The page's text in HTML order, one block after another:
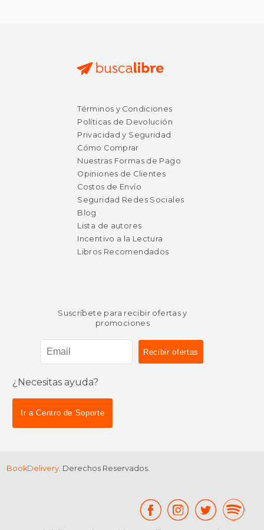
Términos y Condiciones
Políticas de Devolución
Privacidad y Seguridad
Cómo Comprar
Nuestras Formas de Pago
Opiniones de Clientes
Costos de Envío
Seguridad Redes Sociales
Blog
Lista de autores
Incentivo a la Lectura
Libros Recomendados
Suscríbete para recibir ofertas y
promociones
¿Necesitas ayuda?
Ir a Centro de Soporte
BookDelivery . Derechos Reservados.